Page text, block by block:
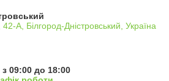
А, Білгород-Дністровський, Україна
09:00 до 18:00